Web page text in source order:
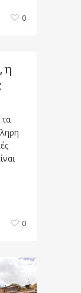
0
η
0